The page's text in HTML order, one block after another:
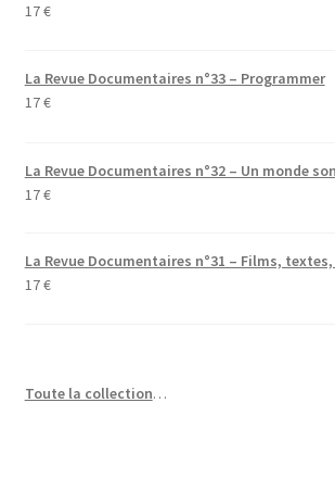
17€
La Revue Documentaires n°33 – Programmer
17€
La Revue Documentaires n°32 – Un monde
17€
La Revue Documentaires n°31 – Films,
17€
Toute la collection…